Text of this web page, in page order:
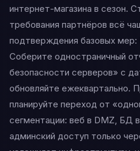
интернет-магазина в сезон.
требования партнёров всё
подтверждения базовых мер:
Соберите одностраничный
безопасности серверов» с
обновляйте ежеквартально.
планируйте переход от
сегментации: веб в DMZ, БД
админский доступ только